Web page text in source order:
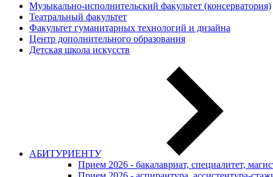
Музыкально-исполнительский факультет (консерватория)
Театральный факультет
Факультет гуманитарных технологий и дизайна
Центр дополнительного образования
Детская школа искусств
АБИТУРИЕНТУ
Прием 2026 - бакалавриат, специалитет,